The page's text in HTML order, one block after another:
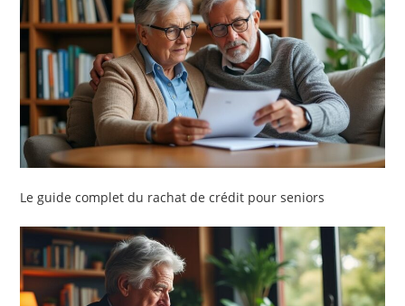
Le guide complet du rachat de crédit pour seniors